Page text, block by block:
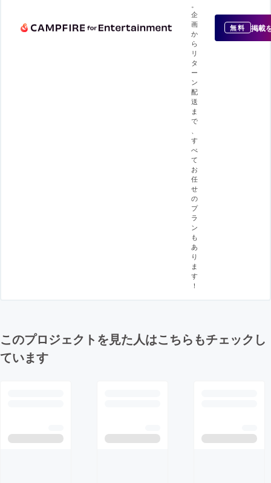
企
画
か
ら
リ
タ
ー
ン
配
送
ま
で
す
べ
て
お
任
せ
の
プ
ラ
ン
も
あ
り
ま
す
！
無料 掲載
このプロジェクトを見た人はこちらもチェックし
ています